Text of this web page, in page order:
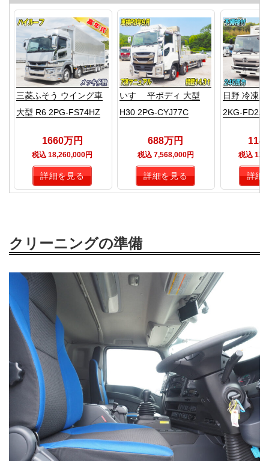
三菱ふそう ウイング車
大型 R6 2PG-FS74HZ
1660万円
税込 18,260,000円
詳細を見る
いすゞ 平ボディ 大型
H30 2PG-CYJ77C
688万円
税込 7,568,000円
詳細を見る
日野 冷凍
2KG-
税込
詳細
クリーニングの準備